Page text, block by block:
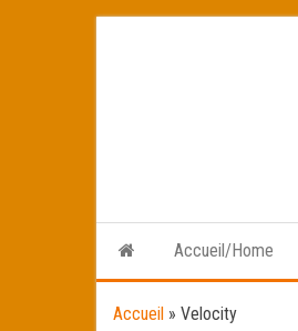
Accueil/Home
Accueil » Velocity